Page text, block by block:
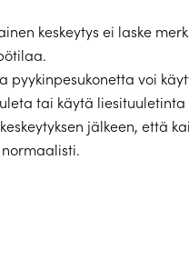
keskeytys ei laske
pyykinpesukonetta voi
tai käytä
jälkeen, että